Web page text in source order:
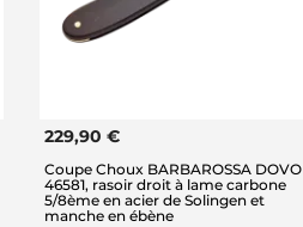
229,90 €
Coupe Choux BARBAROSSA DOVO
46581, rasoir droit à lame carbone
5/8ème en acier de Solingen et
manche en ébène